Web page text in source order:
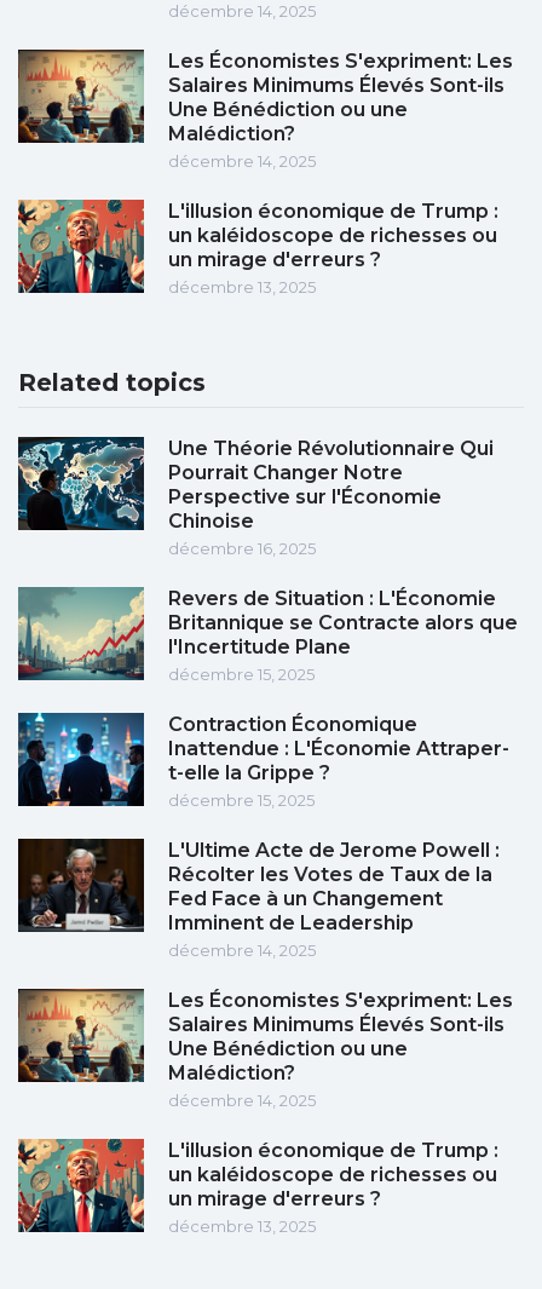
décembre 14, 2025
Les Économistes S'expriment: Les
Salaires Minimums Élevés Sont-ils
Une Bénédiction ou une
Malédiction?
décembre 14, 2025
L'illusion économique de Trump :
un kaléidoscope de richesses ou
un mirage d'erreurs ?
décembre 13, 2025
Related topics
Une Théorie Révolutionnaire Qui
Pourrait Changer Notre
Perspective sur l'Économie
Chinoise
décembre 16, 2025
Revers de Situation : L'Économie
Britannique se Contracte alors que
l'Incertitude Plane
décembre 15, 2025
Contraction Économique
Inattendue : L'Économie Attraper-
t-elle la Grippe ?
décembre 15, 2025
L'Ultime Acte de Jerome Powell :
Récolter les Votes de Taux de la
Fed Face à un Changement
Imminent de Leadership
décembre 14, 2025
Les Économistes S'expriment: Les
Salaires Minimums Élevés Sont-ils
Une Bénédiction ou une
Malédiction?
décembre 14, 2025
L'illusion économique de Trump :
un kaléidoscope de richesses ou
un mirage d'erreurs ?
décembre 13, 2025